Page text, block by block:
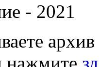
- 2021
нажмите